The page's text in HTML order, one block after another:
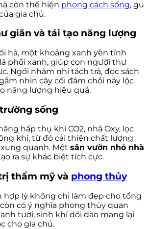
còn thể hiện phong cách sống, gu
gia chủ.
giãn và tái tạo năng lượng
hả, một khoảng xanh yên tĩnh
phổi xanh, giúp con người thư
Ngồi nhâm nhi tách trà, đọc sách
nhìn cây cối đâm chồi nảy lộc
năng lượng hiệu quả.
sống
hấp thụ khí CO2, nhả Oxy, lọc
khí, từ đó cải thiện chất lượng
quanh. Một sân vườn nhỏ nhà
ra sự khác biệt tích cực.
thẩm mỹ và phong thủy
hợp lý không chỉ làm đẹp cho tổng
có ý nghĩa phong thủy quan
tươi, sinh khí dồi dào mang lại
cho gia chủ.